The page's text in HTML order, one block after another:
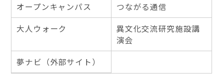
オープンキャンパス
つながる通信
大人ウォーク
異文化交流研究施設講
演会
夢ナビ（外部サイト）